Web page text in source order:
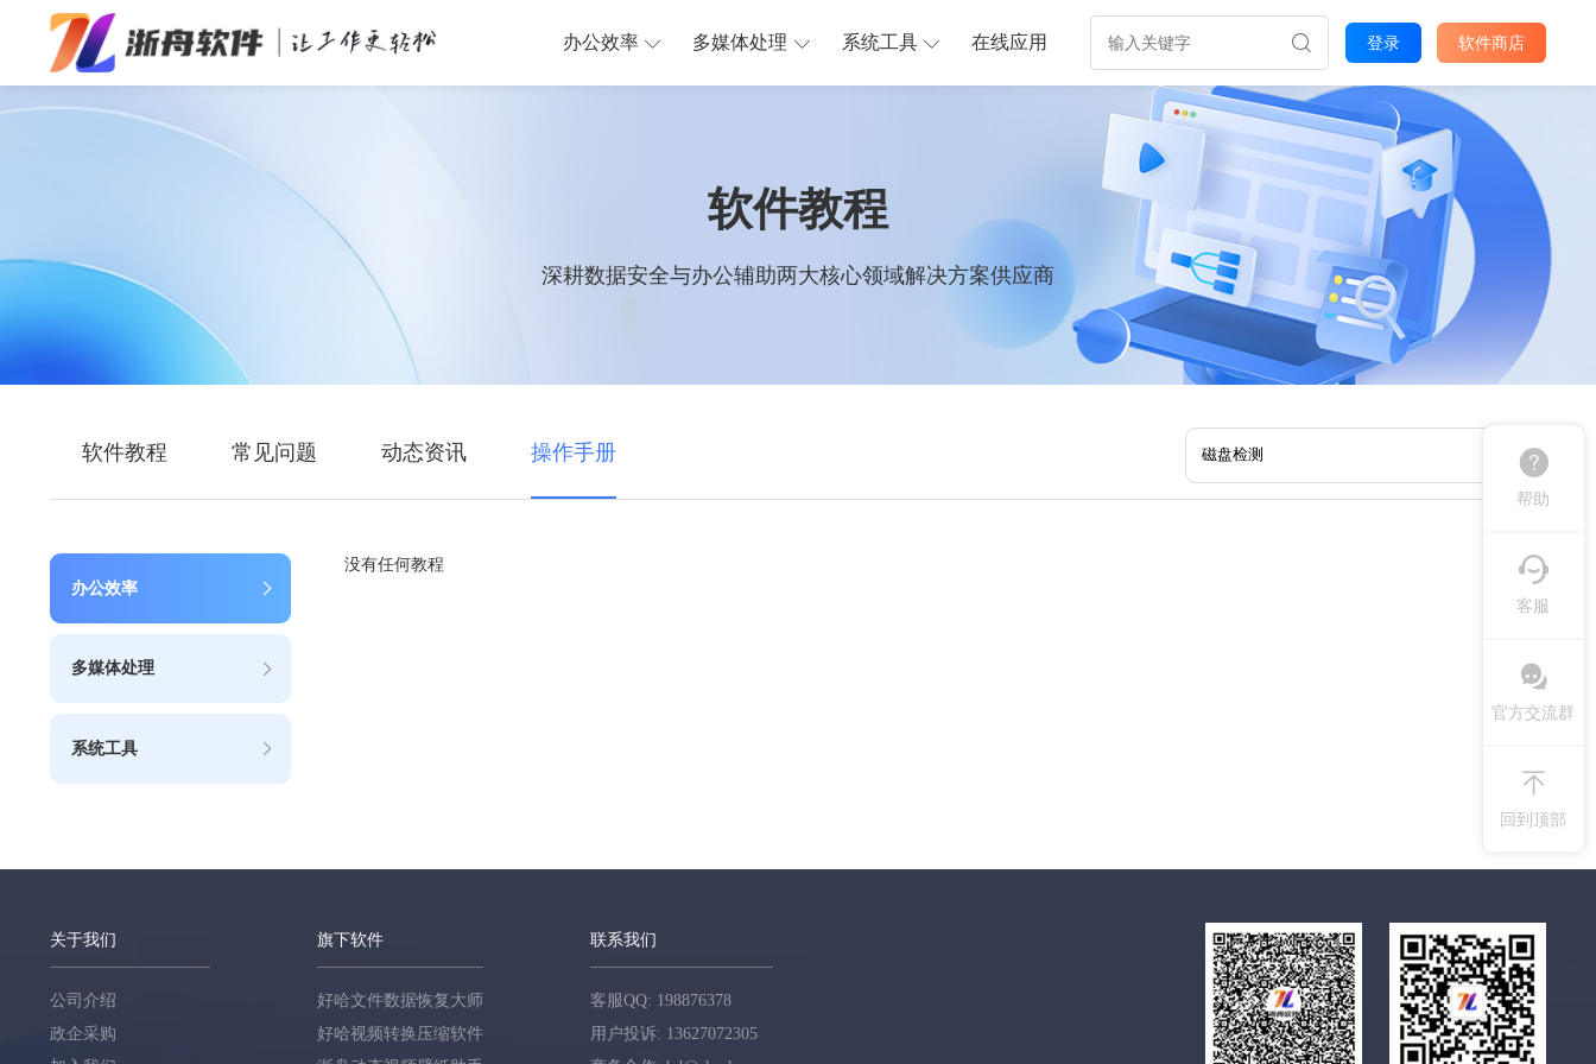
办公效率
办公效率 多媒体处理 系统工具 在线应用 登录 软件商店
软件教程
深耕数据安全与办公辅助两大核心领域解决方案供应商
软件教程 常见问题 动态资讯 操作手册
办公效率
多媒体处理
系统工具
没有任何教程
关于我们
公司介绍
政企采购
旗下软件
好哈文件数据恢复大师
好哈视频转换压缩软件
联系我们
客服QQ: 198876378
用户投诉: 13627072305
帮助
客服
官方交流群
回到顶部